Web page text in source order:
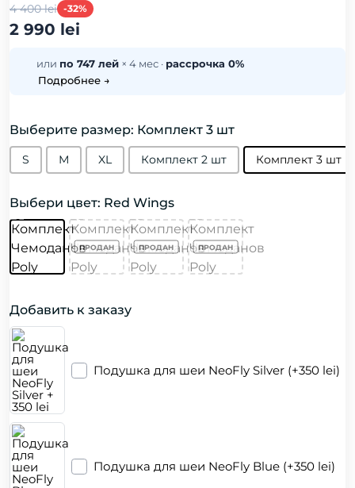
4 400 lei -32%
2 990 lei
или по 747 лей × 4 мес · рассрочка 0%
Подробнее →
Выберите размер: Комплект 3 шт
S М XL Комплект 2 шт Комплект 3 шт
Выбери цвет: Red Wings
Добавить к заказу
Подушка для шеи NeoFly Silver (+350 lei)
Подушка для шеи NeoFly Blue (+350 lei)